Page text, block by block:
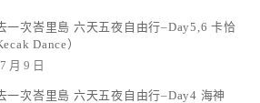
一次峇里島 六天五夜自由行–Day5,6 卡恰
Dance）
月 9 日
一次峇里島 六天五夜自由行–Day4 海神